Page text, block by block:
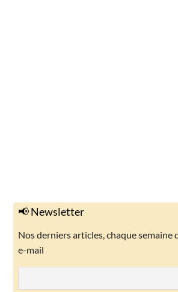
📢 Newsletter
Nos derniers articles, chaque semaine
e-mail